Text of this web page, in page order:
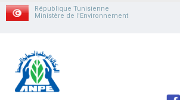
République Tunisienne
Ministère de l'Environnement